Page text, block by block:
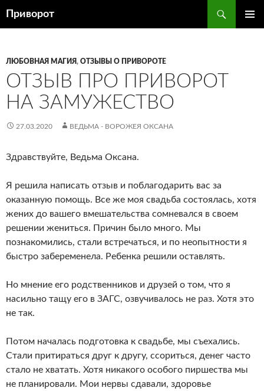
Приворот
ЛЮБОВНАЯ МАГИЯ, ОТЗЫВЫ О ПРИВОРОТЕ
ОТЗЫВ ПРО ПРИВОРОТ
НА ЗАМУЖЕСТВО
27.03.2020 ВЕДЬМА - ВОРОЖЕЯ ОКСАНА
Здравствуйте, Ведьма Оксана.
Я решила написать отзыв и поблагодарить вас за
оказанную помощь. Все же моя свадьба состоялась, хотя
жених до вашего вмешательства сомневался в своем
решении жениться. Причин было много. Мы
познакомились, стали встречаться, и по неопытности я
быстро забеременела. Ребенка решили оставлять.
Но мнение его родственников и друзей о том, что я
насильно тащу его в ЗАГС, озвучивалось не раз. Хотя это
не так.
Потом началась подготовка к свадьбе, мы съехались.
Стали притираться друг к другу, ссориться, денег часто
стало не хватать. Хотя никакого особого пиршества мы
не планировали. Мои нервы сдавали, здоровье